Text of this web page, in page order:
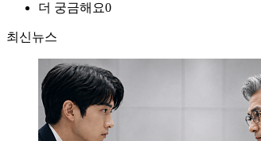
더 궁금해요0
최신뉴스